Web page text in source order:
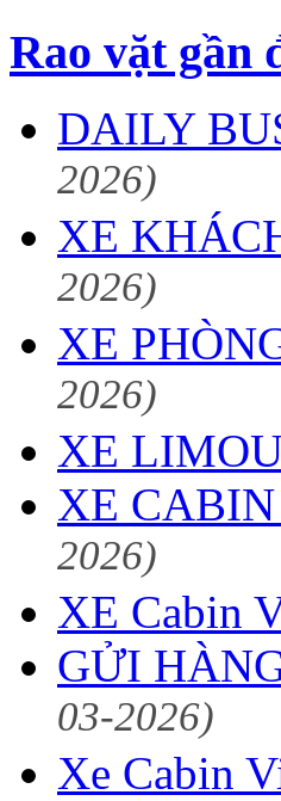
Rao vặt gần
DAILY
2026)
XE
2026)
XE
2026)
XE
XE
2026)
XE Cabin
GỬI
03-2026)
Xe Cabin